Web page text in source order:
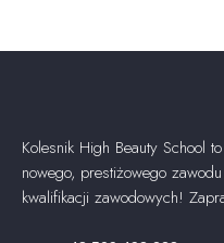
Kolesnik High Beauty School
nowego, prestiżowego
kwalifikacji zawodowych!